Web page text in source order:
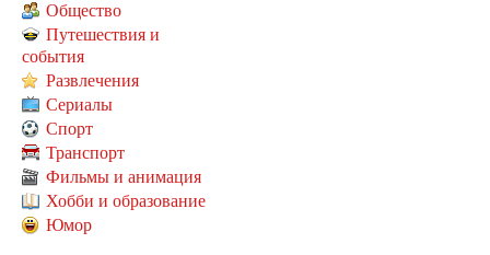
Общество
Путешествия и
события
Развлечения
Сериалы
Спорт
Транспорт
Фильмы и анимация
Хобби и образование
Юмор